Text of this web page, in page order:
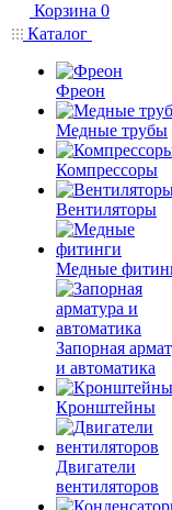
Корзина 0
Каталог
Фреон
Медные трубы
Компрессоры
Вентиляторы
Медные
Запорная
и автоматика
Кронштейны
Двигатели
вентиляторов